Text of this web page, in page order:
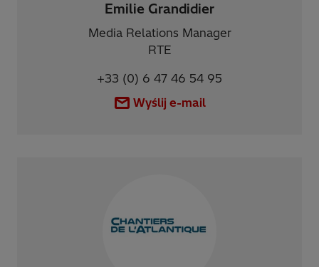
Emilie Grandidier
Media Relations Manager
RTE
+33 (0) 6 47 46 54 95
Wyślij e-mail